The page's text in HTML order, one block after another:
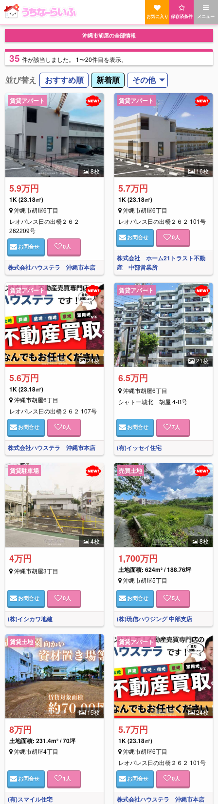
メニュー
保存済条件
お気に入り
沖縄市胡屋の全部情報
35 件が該当しました。 1〜20件目を表示。
並び替え おすすめ順 新着順 その他
8枚
賃貸アパート
5.9万円
1K(23.18㎡)
沖縄市胡屋6丁目
レオパレス日の出橋２６２
262209号
お問合せ 0人
株式会社ハウステラ 沖縄市本店
16枚
賃貸アパート
5.7万円
1K(23.18㎡)
沖縄市胡屋6丁目
レオパレス日の出橋２６２ 101号
お問合せ 0人
株式会社 ホーム21トラスト不動
産 中部営業所
24枚
賃貸アパート
5.6万円
1K(23.18㎡)
沖縄市胡屋6丁目
レオパレス日の出橋２６２ 107号
お問合せ 0人
株式会社ハウステラ 沖縄市本店
21枚
賃貸アパート
6.5万円
沖縄市胡屋6丁目
シャトー城北 胡屋 4-B号
お問合せ 7人
(有)イッセイ住宅
4枚
賃貸駐車場
4万円
沖縄市胡屋3丁目
お問合せ 0人
(株)イシカワ地建
8枚
売買土地
1,700万円
土地面積: 624m² / 188.76坪
沖縄市胡屋5丁目
お問合せ 5人
(株)琉信ハウジング 中部支店
15枚
賃貸土地
8万円
土地面積: 231.4m² / 70坪
沖縄市胡屋4丁目
お問合せ 1 人
(有)スマイル住宅
24枚
賃貸アパート
5.7万円
1K(23.18㎡)
沖縄市胡屋6丁目
レオパレス日の出橋２６２ 101号
お問合せ 0人
株式会社ハウステラ 沖縄市本店